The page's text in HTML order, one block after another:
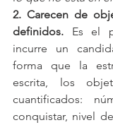
2. Carecen de
definidos. Es el
incurre un
forma que la
escrita, los
cuantificados:
conquistar, nivel